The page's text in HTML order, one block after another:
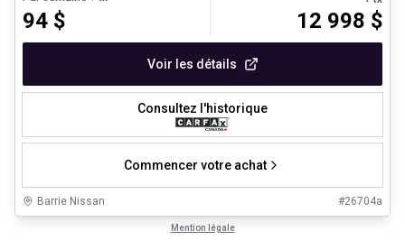
94 $ 12 998 $
Voir les détails
Consultez l'historique
Commencer votre achat
Barrie Nissan #26704a
Mention légale